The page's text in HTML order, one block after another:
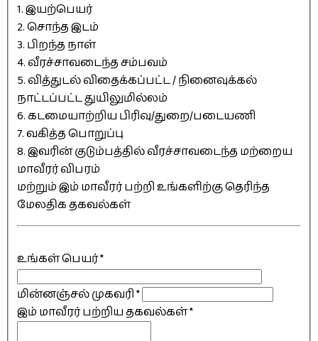
1. இயற்பெயர்
2. சொந்த இடம்
3. பிறந்த நாள்
4. வீரச்சாவடைந்த சம்பவம்
5. வித்துடல் விதைக்கப்பட்ட / நினைவுக்கல்
நாட்டப்பட்ட துயிலுமில்லம்
6. கடமையாற்றிய பிரிவு/துறை/படையணி
7. வகித்த பொறுப்பு
8. இவரின் குடும்பத்தில் வீரச்சாவடைந்த மற்றைய
மாவீரர் விபரம்
மற்றும் இம் மாவீரர் பற்றி உங்களிற்கு தெரிந்த
மேலதிக தகவல்கள்
உங்கள் பெயர்*
மின்னஞ்சல் முகவரி*
இம் மாவீரர் பற்றிய தகவல்கள்*